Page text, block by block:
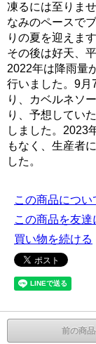
凍るには至りま
なみのペースで
りの夏を迎えま
その後は好天、
2022年は降雨量
行いました。9月
り、カベルネソ
り、予想してい
しました。2023
もなく、生産者
した。
この商品につ
この商品を友達
買い物を続ける
前の商